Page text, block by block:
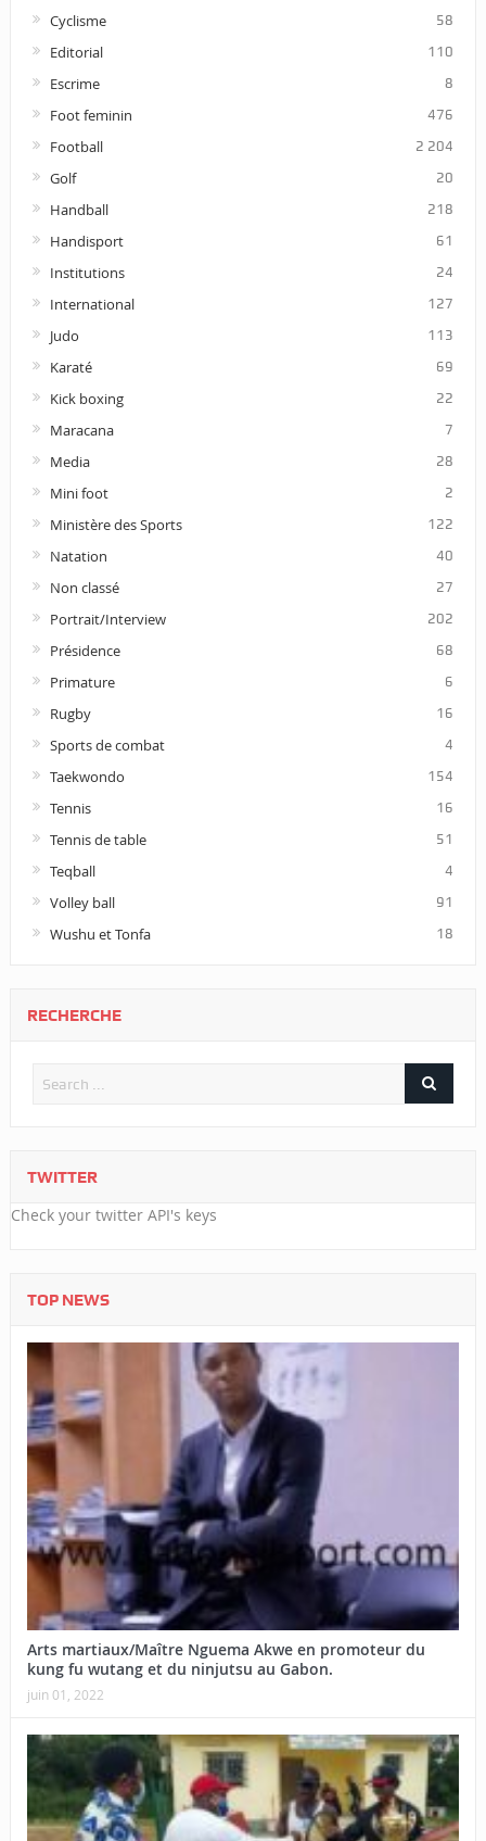
Cyclisme 58
Editorial 110
Escrime 8
Foot feminin 476
Football 2 204
Golf 20
Handball 218
Handisport 61
Institutions 24
International 127
Judo 113
Karaté 69
Kick boxing 22
Maracana 7
Media 28
Mini foot 2
Ministère des Sports 122
Natation 40
Non classé 27
Portrait/Interview 202
Présidence 68
Primature 6
Rugby 16
Sports de combat 4
Taekwondo 154
Tennis 16
Tennis de table 51
Teqball 4
Volley ball 91
Wushu et Tonfa 18
RECHERCHE
TWITTER
Check your twitter API's keys
TOP NEWS
Arts martiaux/Maître Nguema Akwe en promoteur du
kung fu wutang et du ninjutsu au Gabon.
juin 01, 2022